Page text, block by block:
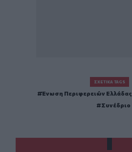
ΣΧΕΤΙΚΆ TAGS
Ένωση Περιφερειών Ελλάδας
Συνέδριο